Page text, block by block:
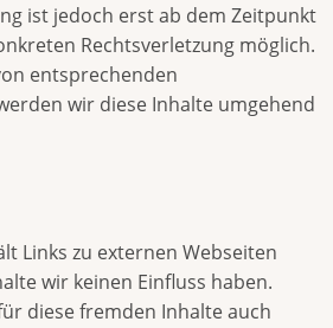
ist jedoch erst ab dem Zeitpunkt
Rechtsverletzung möglich.
entsprechenden
wir diese Inhalte umgehend
Links zu externen Webseiten
wir keinen Einfluss haben.
diese fremden Inhalte auch